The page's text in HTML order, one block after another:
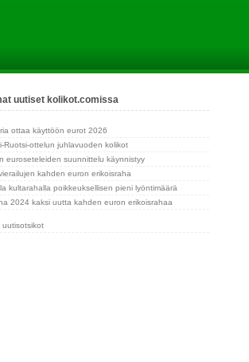
uutiset kolikot.comissa
ottaa käyttöön eurot 2026
Ruotsi-ottelun juhlavuoden kolikot
euroseteleiden suunnittelu käynnistyy
kahden euron erikoisraha
kultarahalla poikkeuksellisen pieni lyöntimäärä
2024 kaksi uutta kahden euron erikoisrahaa
uutisotsikot